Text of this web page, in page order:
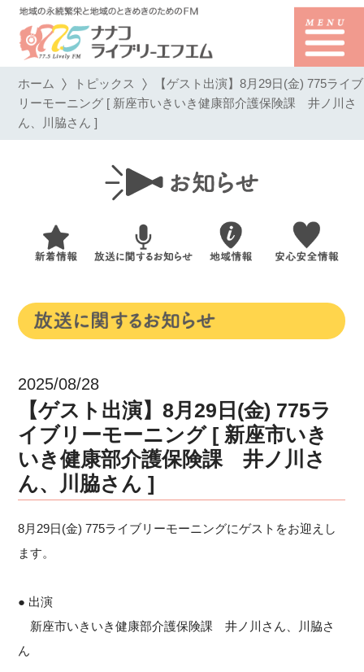
ホーム トピックス 【ゲスト出演】8月29日(金) 775ライブ
リーモーニング [ 新座市いきいき健康部介護保険課 井ノ川さ
ん、川脇さん ]
2025/08/28
【ゲスト出演】8月29日(金) 775ラ
イブリーモーニング [ 新座市いき
いき健康部介護保険課 井ノ川さ
ん、川脇さん ]
8月29日(金) 775ライブリーモーニングにゲストをお迎えし
ます。
● 出演
新座市いきいき健康部介護保険課 井ノ川さん、川脇さ
ん